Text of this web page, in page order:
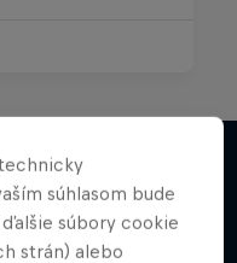
súhlasom bude
súbory cookie
strán) alebo